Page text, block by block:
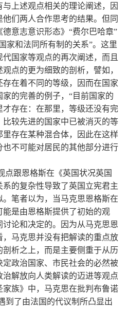
上述观点相关的理论阐述，因
们两人合作思考的结果。但同
意志意识形态》“费尔巴哈章”
家和法同所有制的关系”。这里
国家等观点的再次阐述，而且
点的更为细致的剖析，譬如，
在着不同的等级，因而在国家
的完善的例子，“目前国家的
存在：在那里，等级还没有完
较先进的国家中已被消灭的等
存在某种混合体，因此在这样
不可能对居民的其他部分进行
点跟恩格斯在《英国状况英国
的复杂性导致了英国立宪君主
笔者以为，当马克思恩格斯在
是由恩格斯提供了初始的观
论和决定的。因为从马克思恩
马克思并没有把解读的重点放
析之上，而是主要侧重于从历
政治国家、市民社会的必然被
解放向人类解读的迈进等观点
族》中，马克思在批判布鲁诺
到了由法国的代议制所凸显出